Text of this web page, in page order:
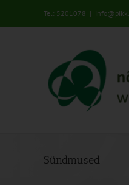
Tel: 5201078 |
Sündmused